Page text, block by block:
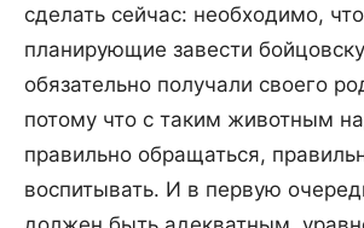
сделать сейчас: необходимо,
планирующие завести
обязательно получали своего
потому что с таким животным
правильно обращаться,
воспитывать. И в первую